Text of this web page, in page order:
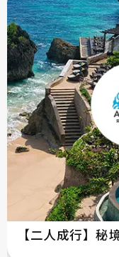
【二人成行】秘